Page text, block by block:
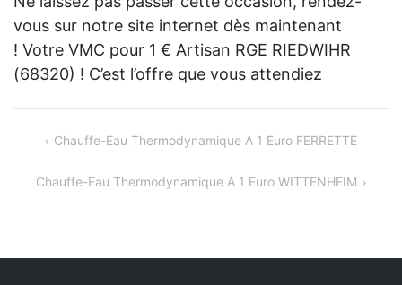
vous sur notre site internet dès maintenant
! Votre VMC pour 1 € Artisan RGE RIEDWIHR
(68320) ! C’est l’offre que vous attendiez
Navigation
Chauffe-Eau Thermodynamique A 1 Euro FERRETTE
Chauffe-Eau Thermodynamique A 1 Euro WITTENHEIM